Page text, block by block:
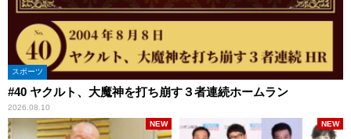
スポーツ
#40 ヤクルト、大魔神を打ち崩す３者連続ホームラン
2026.08.10
NEW NEW